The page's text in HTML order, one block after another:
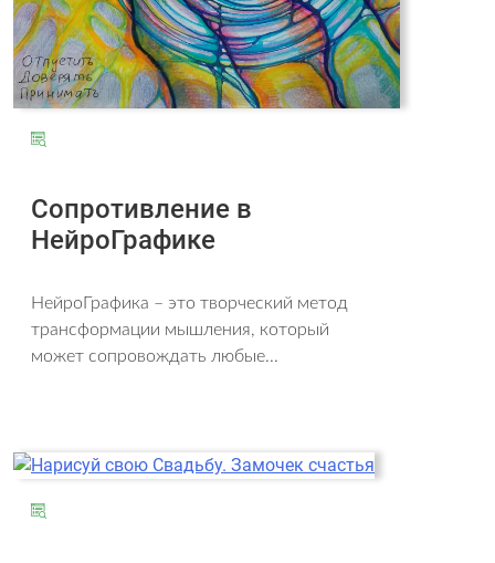
Сопротивление в
НейроГрафике
НейроГрафика – это творческий метод
трансформации мышления, который
может сопровождать любые...